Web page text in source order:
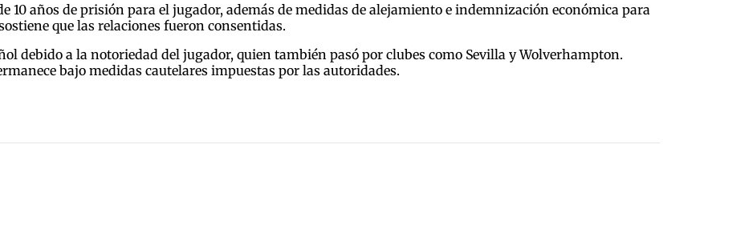
10 años de prisión para el jugador, además de medidas de alejamiento e indemnización económica para
que las relaciones fueron consentidas.
debido a la notoriedad del jugador, quien también pasó por clubes como Sevilla y Wolverhampton.
bajo medidas cautelares impuestas por las autoridades.